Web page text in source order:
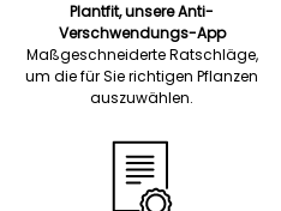
Plantfit, unsere Anti-
Verschwendungs-App
Maßgeschneiderte Ratschläge,
um die für Sie richtigen Pflanzen
auszuwählen.